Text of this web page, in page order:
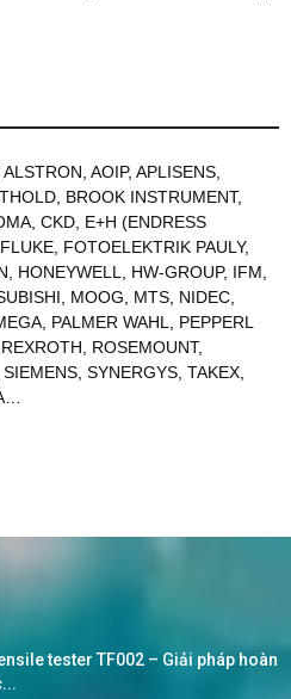
ALSTRON, AOIP, APLISENS,
, BROOK INSTRUMENT,
, CKD, E+H (ENDRESS
FLUKE, FOTOELEKTRIK PAULY,
, HONEYWELL, HW-GROUP, IFM,
, MOOG, MTS, NIDEC,
, PALMER WAHL, PEPPERL
REXROTH, ROSEMOUNT,
SIEMENS, SYNERGYS, TAKEX,
…
tester TF002 – Giải pháp hoàn